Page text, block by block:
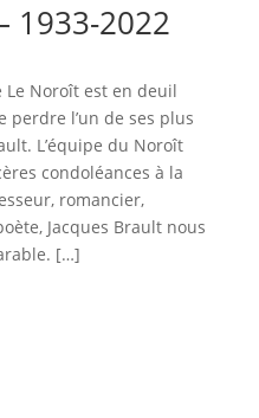
1933-2022
Noroît est en deuil
perdre l’un de ses plus
L’équipe du Noroît
condoléances à la
romancier,
Jacques Brault nous
[…]